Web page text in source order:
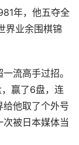
年，他五夺全
界业余围棋锦
流高手过招。
赢了6盘，连
他取了个外号
被日本媒体当